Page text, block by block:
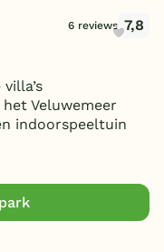
6 reviews 7,8
Veluwemeer
indoorspeeltuin